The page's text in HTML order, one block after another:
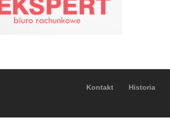
Kontakt Historia